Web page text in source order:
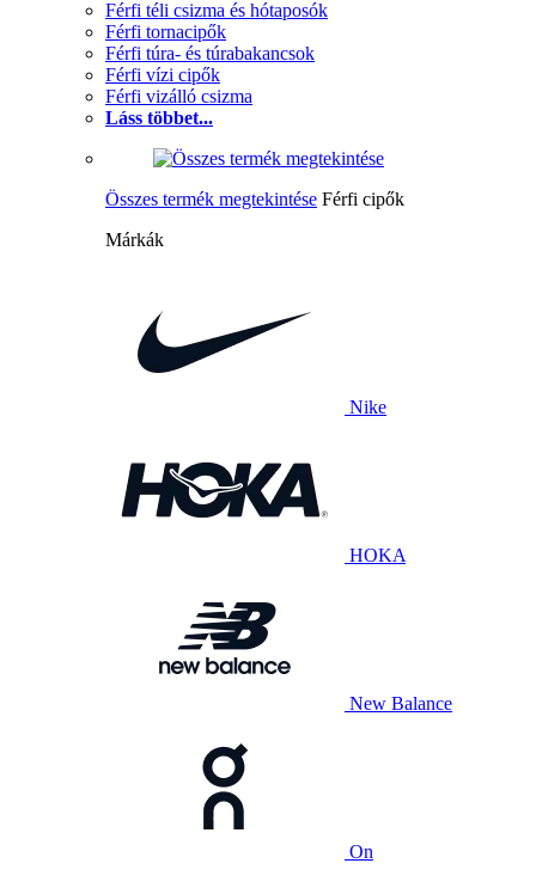
Férfi téli csizma és hótaposók
Férfi tornacipők
Férfi túra- és túrabakancsok
Férfi vízi cipők
Férfi vizálló csizma
Láss többet...
Összes termék megtekintése Férfi cipők
Márkák
Nike
HOKA
New Balance
On